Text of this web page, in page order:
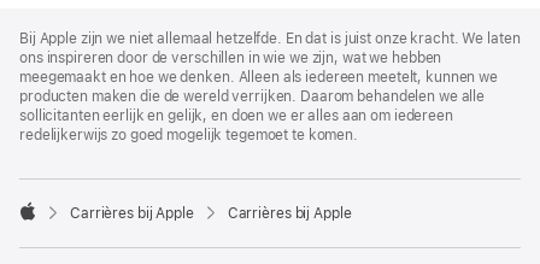
Footer
Bij Apple zijn we niet allemaal hetzelfde. En dat is juist onze kracht. We laten
ons inspireren door de verschillen in wie we zijn, wat we hebben
meegemaakt en hoe we denken. Alleen als iedereen meetelt, kunnen we
producten maken die de wereld verrijken. Daarom behandelen we alle
sollicitanten eerlijk en gelijk, en doen we er alles aan om iedereen
redelijkerwijs zo goed mogelijk tegemoet te komen.

Carrières bij Apple Carrières bij Apple